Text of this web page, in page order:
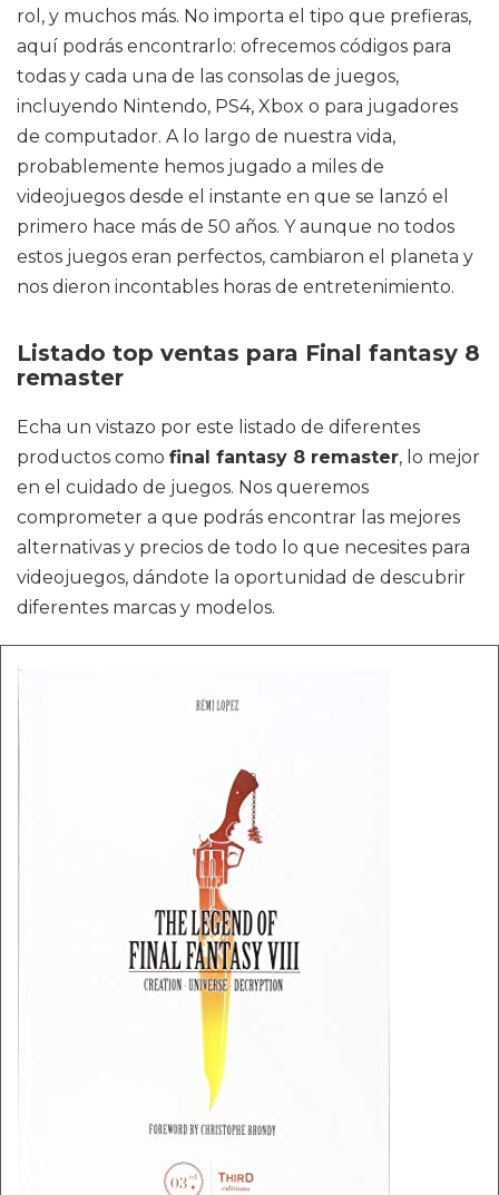
rol, y muchos más. No importa el tipo que prefieras,
aquí podrás encontrarlo: ofrecemos códigos para
todas y cada una de las consolas de juegos,
incluyendo Nintendo, PS4, Xbox o para jugadores
de computador. A lo largo de nuestra vida,
probablemente hemos jugado a miles de
videojuegos desde el instante en que se lanzó el
primero hace más de 50 años. Y aunque no todos
estos juegos eran perfectos, cambiaron el planeta y
nos dieron incontables horas de entretenimiento.
Listado top ventas para Final fantasy 8
remaster
Echa un vistazo por este listado de diferentes
productos como final fantasy 8 remaster, lo mejor
en el cuidado de juegos. Nos queremos
comprometer a que podrás encontrar las mejores
alternativas y precios de todo lo que necesites para
videojuegos, dándote la oportunidad de descubrir
diferentes marcas y modelos.